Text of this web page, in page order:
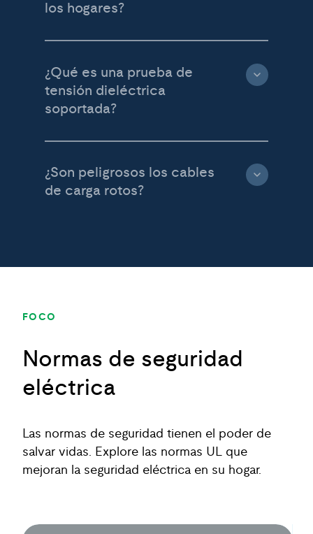
los hogares?
¿Qué es una prueba de
tensión dieléctrica
soportada?
¿Son peligrosos los cables
de carga rotos?
FOCO
Normas de seguridad
eléctrica
Las normas de seguridad tienen el poder de
salvar vidas. Explore las normas UL que
mejoran la seguridad eléctrica en su hogar.